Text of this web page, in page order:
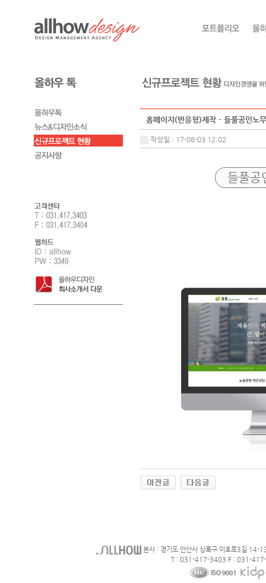
홈페이지(반응형)제작 - 들풀공인노
작성일 : 17-08-03 12:02
들풀공
본사 : 경기도 안산사 상록구 이호로3길 14-
T : 031-417-3403 F : 031-